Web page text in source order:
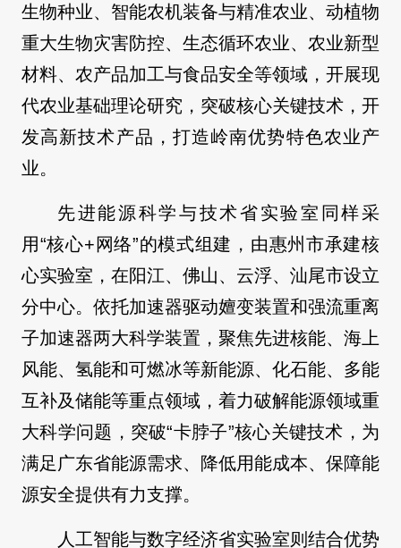
生物种业、智能农机装备与精准农业、动植物
重大生物灾害防控、生态循环农业、农业新型
材料、农产品加工与食品安全等领域，开展现
代农业基础理论研究，突破核心关键技术，开
发高新技术产品，打造岭南优势特色农业产
业。
先进能源科学与技术省实验室同样采
用“核心+网络”的模式组建，由惠州市承建核
心实验室，在阳江、佛山、云浮、汕尾市设立
分中心。依托加速器驱动嬗变装置和强流重离
子加速器两大科学装置，聚焦先进核能、海上
风能、氢能和可燃冰等新能源、化石能、多能
互补及储能等重点领域，着力破解能源领域重
大科学问题，突破“卡脖子”核心关键技术，为
满足广东省能源需求、降低用能成本、保障能
源安全提供有力支撑。
人工智能与数字经济省实验室则结合优势